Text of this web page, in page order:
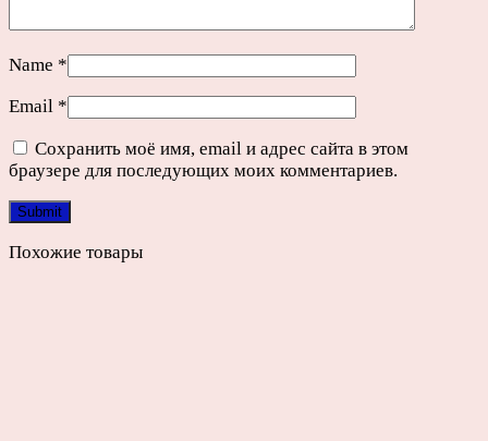
Name *
Email *
Сохранить моё имя, email и адрес сайта в этом
браузере для последующих моих комментариев.
Похожие товары